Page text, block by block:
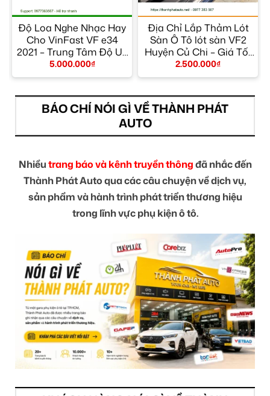
Độ Loa Nghe Nhạc Hay
Cho VinFast VF e34
2021 – Trung Tâm Độ Uy
Tín TPHCM
5.000.000₫
Địa Chỉ Lắp Thảm Lót
Sàn Ô Tô lót sàn VF2
Huyện Củ Chi – Giá Tốt
TPHCM
2.500.000₫
BÁO CHÍ NÓI GÌ VỀ THÀNH PHÁT
AUTO
Nhiềutrang báo và kênh truyền thôngđã nhắc đến
Thành Phát Auto qua các câu chuyện về dịch vụ,
sản phẩm và hành trình phát triển thương hiệu
trong lĩnh vực phụ kiện ô tô.